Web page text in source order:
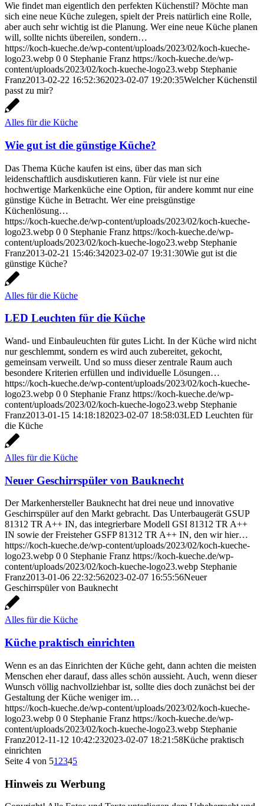
Wie findet man eigentlich den perfekten Küchenstil? Möchte man
sich eine neue Küche zulegen, spielt der Preis natürlich eine Rolle,
aber auch sehr wichtig ist die Planung. Wer eine neue Küche planen
will, sollte nichts übereilen, sondern…
https://koch-kueche.de/wp-content/uploads/2023/02/koch-kueche-
logo23.webp 0 0 Stephanie Franz https://koch-kueche.de/wp-
content/uploads/2023/02/koch-kueche-logo23.webp Stephanie
Franz2013-02-22 16:52:362023-02-07 19:20:35Welcher Küchenstil
passt zu mir?
Alles für die Küche
Wie gut ist die günstige Küche?
Das Thema Küche kaufen ist eins, über das man sich
leidenschaftlich ausdiskutieren kann. Für viele ist nur eine
hochwertige Markenküche eine Option, für andere kommt nur eine
günstige Küche in Betracht. Wer eine preisgünstige
Küchenlösung…
https://koch-kueche.de/wp-content/uploads/2023/02/koch-kueche-
logo23.webp 0 0 Stephanie Franz https://koch-kueche.de/wp-
content/uploads/2023/02/koch-kueche-logo23.webp Stephanie
Franz2013-02-21 15:46:342023-02-07 19:31:30Wie gut ist die
günstige Küche?
Alles für die Küche
LED Leuchten für die Küche
Wand- und Einbauleuchten für gutes Licht. In der Küche wird nicht
nur geschlemmt, sondern es wird auch zubereitet, gekocht,
gemeinsam verweilt. Und so muss dieser zentrale Raum auch
besondere Kriterien erfüllen und individuelle Lösungen…
https://koch-kueche.de/wp-content/uploads/2023/02/koch-kueche-
logo23.webp 0 0 Stephanie Franz https://koch-kueche.de/wp-
content/uploads/2023/02/koch-kueche-logo23.webp Stephanie
Franz2013-01-15 14:18:182023-02-07 18:58:03LED Leuchten für
die Küche
Alles für die Küche
Neuer Geschirrspüler von Bauknecht
Der Markenhersteller Bauknecht hat drei neue und innovative
Geschirrspüler auf den Markt gebracht. Das Unterbaugerät GSUP
81312 TR A++ IN, das integrierbare Modell GSI 81312 TR A++
IN sowie der Freisteher GSFP 81312 TR A++ IN, den wir hier…
https://koch-kueche.de/wp-content/uploads/2023/02/koch-kueche-
logo23.webp 0 0 Stephanie Franz https://koch-kueche.de/wp-
content/uploads/2023/02/koch-kueche-logo23.webp Stephanie
Franz2013-01-06 22:32:562023-02-07 16:55:56Neuer
Geschirrspüler von Bauknecht
Alles für die Küche
Küche praktisch einrichten
Wenn es an das Einrichten der Küche geht, dann achten die meisten
Menschen eher darauf, dass alles schön aussieht. Auch, wenn dieser
Wunsch völlig nachvollziehbar ist, sollte dies doch zunächst bei der
Gestaltung der Küche weniger im…
https://koch-kueche.de/wp-content/uploads/2023/02/koch-kueche-
logo23.webp 0 0 Stephanie Franz https://koch-kueche.de/wp-
content/uploads/2023/02/koch-kueche-logo23.webp Stephanie
Franz2012-11-12 10:42:232023-02-07 18:21:58Küche praktisch
einrichten
Seite 4 von 51 2345
Hinweis zu Werbung